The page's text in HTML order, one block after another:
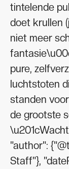
tintelende
doet krullen
niet meer
pure,
luchtstoten
standen
de grootste
"author":
Staff"},